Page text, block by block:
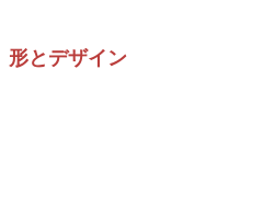
形とデザイン